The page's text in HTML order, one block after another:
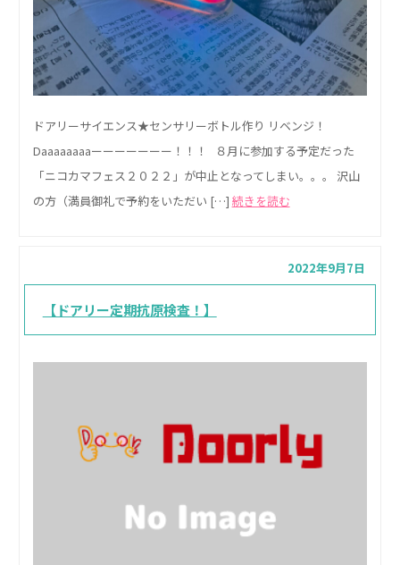
ドアリーサイエンス★センサリーボトル作り リベンジ！
Daaaaaaaaーーーーーーー！！！ ８月に参加する予定だった
「ニコカマフェス２０２２」が中止となってしまい。。。 沢山
の方（満員御礼で予約をいただい […] 続きを読む
2022年9月7日
【ドアリー定期抗原検査！】